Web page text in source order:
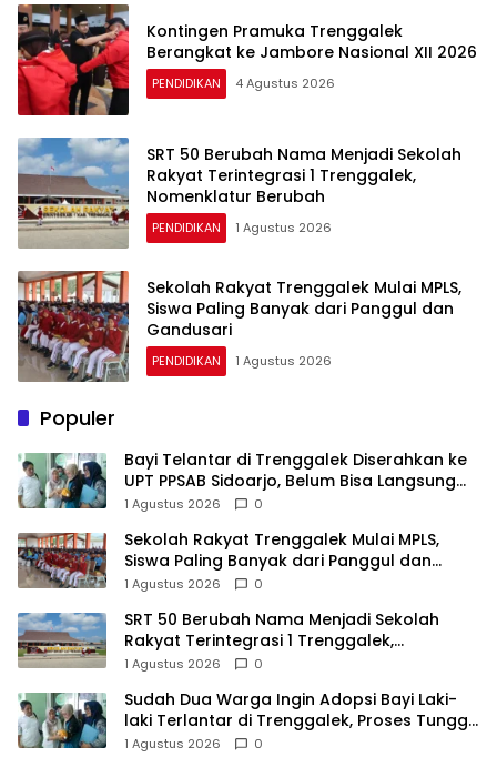
Kontingen Pramuka Trenggalek
Berangkat ke Jambore Nasional XII 2026
PENDIDIKAN 4 Agustus 2026
SRT 50 Berubah Nama Menjadi Sekolah
Rakyat Terintegrasi 1 Trenggalek,
Nomenklatur Berubah
PENDIDIKAN 1 Agustus 2026
Sekolah Rakyat Trenggalek Mulai MPLS,
Siswa Paling Banyak dari Panggul dan
Gandusari
PENDIDIKAN 1 Agustus 2026
Populer
Bayi Telantar di Trenggalek Diserahkan ke
UPT PPSAB Sidoarjo, Belum Bisa Langsung
Diadopsi
1 Agustus 2026 0
Sekolah Rakyat Trenggalek Mulai MPLS,
Siswa Paling Banyak dari Panggul dan
Gandusari
1 Agustus 2026 0
SRT 50 Berubah Nama Menjadi Sekolah
Rakyat Terintegrasi 1 Trenggalek,
Nomenklatur Berubah
1 Agustus 2026 0
Sudah Dua Warga Ingin Adopsi Bayi Laki-
laki Terlantar di Trenggalek, Proses Tunggu
Hasil Penyelidikan
1 Agustus 2026 0